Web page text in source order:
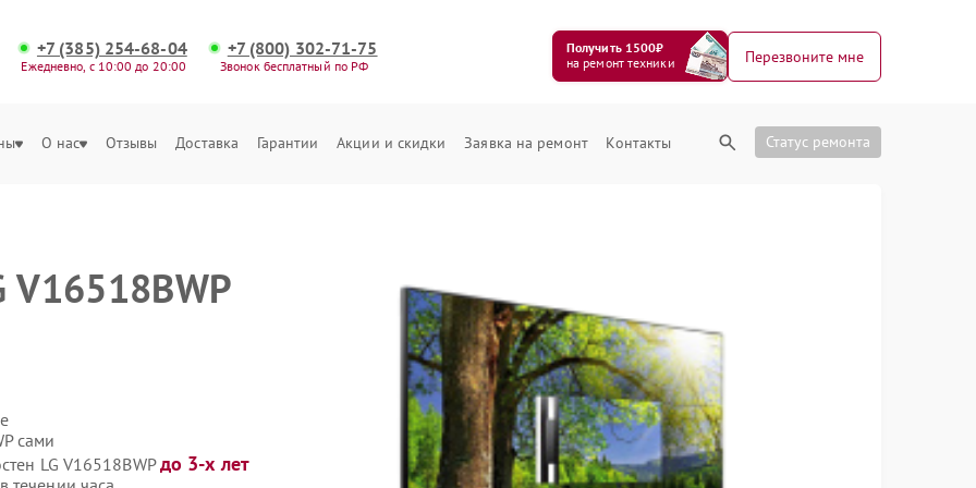
+7 (385) 254-68-04
Ежедневно, с 10:00 до 20:00
+7 (800) 302-71-75
Звонок бесплатный по РФ
Получить 1500₽
на ремонт техники
Перезвоните мне
О нас Отзывы Доставка Гарантии Акции и скидки Заявка на ремонт Контакты Статус ремонта
V16518BWP
сами
LG V16518BWPдо 3-х лет